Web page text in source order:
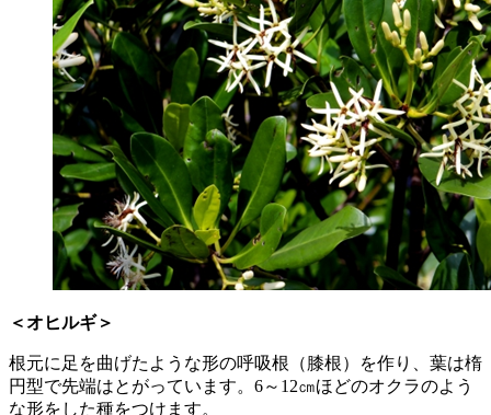
＜オヒルギ＞
根元に足を曲げたような形の呼吸根（膝根）を作り、葉は楕
円型で先端はとがっています。6～12㎝ほどのオクラのよう
な形をした種をつけます。